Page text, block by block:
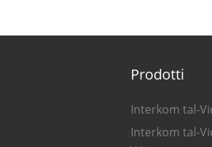
Prodotti
Interkom tal-
Interkom tal-